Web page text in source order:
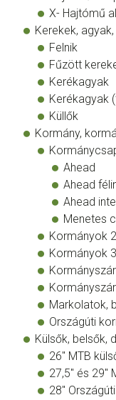
X- Hajtómű
Kerekek,
Felnik
Fűzött
Kerékagyak
Kerékagyak
Küllők
Kormány,
Ahead
Ahead
Ahead
Menetes
Kormányok
Kormányok
Markolatok,
Országúti
Külsők, belsők,
26" MTB
27,5" és 29"
28"